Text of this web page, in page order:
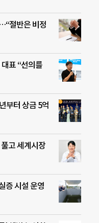
절반은 비정
표 “선의를
부터 상금 5억
고 세계시장
증 시설 운영